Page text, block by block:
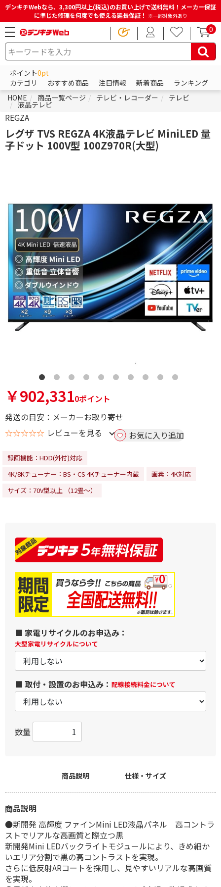
デンキチWebなら、3,300円以上(税込)のお買い上げで送料無料！メーカー保証
に準じた修理を何度でも使える延長保証！ ※一部対象外あり
0
ポイント0pt
カテゴリ
おすすめ商品 注目情報 新着商品
ランキング
HOME
商品一覧ページ テレビ・レコーダー テレビ
液晶テレビ
REGZA
レグザ TVS REGZA 4K液晶テレビ MiniLED 量
子ドット 100V型 100Z970R(大型)
￥902,3310ポイント
発送の目安：メーカーお取り寄せ
☆☆☆☆☆ レビューを見る お気に入り追加
録画機能：HDD(外付)対応
4K/8Kチューナー：BS・CS 4Kチューナー内蔵
画素：4K対応
サイズ：70V型以上 （12畳～）
■ 家電リサイクルのお申込み：
大型家電リサイクルについて
■ 取付・設置のお申込み： 配線接続料金について
数量
商品説明 仕様・サイズ
商品説明
●新開発 高輝度 ファインMini LED液晶パネル 高コントラ
ストでリアルな高画質と際立つ黒
新開発Mini LEDバックライトモジュールにより、きめ細か
いエリア分割で黒の高コントラストを実現。
さらに低反射ARコートを採用し、見やすいリアルな高画質
を実現。